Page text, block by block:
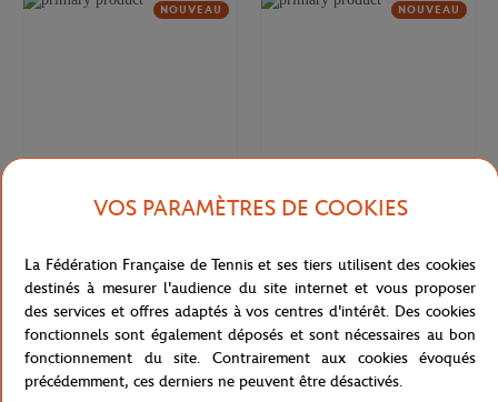
NOUVEAU
T-shirt Logo court homme Roland-
Garros - Terre battue
NOUVEAU
Polo Heritage homme Roland-Garros
- Terre battue
VOS PARAMÈTRES DE COOKIES
La Fédération Française de Tennis et ses tiers utilisent des cookies
destinés à mesurer l'audience du site internet et vous proposer
des services et offres adaptés à vos centres d'intérêt. Des cookies
fonctionnels sont également déposés et sont nécessaires au bon
fonctionnement du site. Contrairement aux cookies évoqués
précédemment, ces derniers ne peuvent être désactivés.